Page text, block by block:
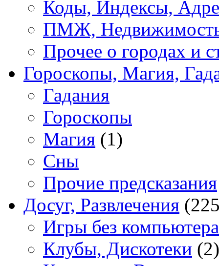
Коды, Индексы,
ПМЖ,
Прочее о городах и
Гороскопы, Магия,
Гадания
Гороскопы
Магия (1)
Сны
Прочие предсказания
Досуг, Развлечения
Игры без компьютера
Клубы, Дискотеки (2)